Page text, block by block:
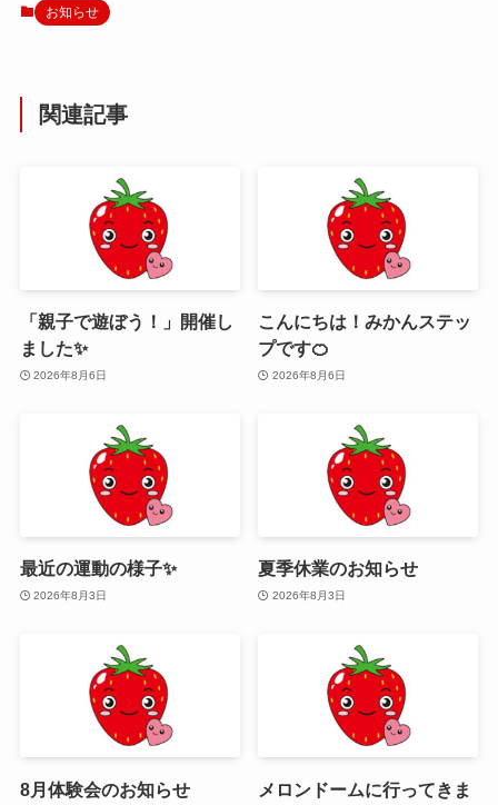
お知らせ
関連記事
「親子で遊ぼう！」開催し
ました✨
2026年8月6日
こんにちは！みかんステッ
プです🍊
2026年8月6日
最近の運動の様子✨
2026年8月3日
夏季休業のお知らせ
2026年8月3日
8月体験会のお知らせ メロンドームに行ってきま